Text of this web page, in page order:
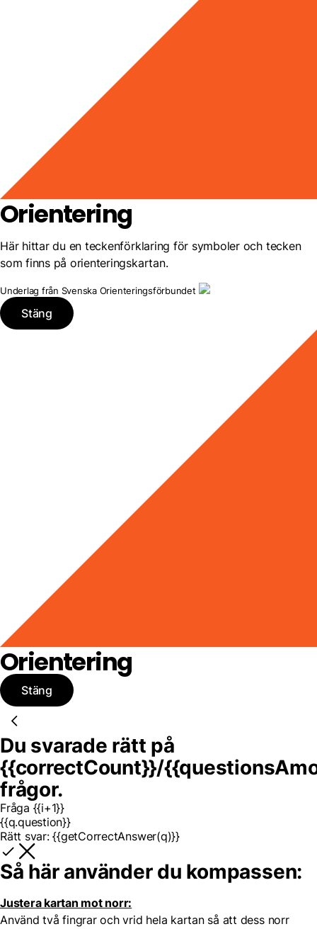
Orientering
Här hittar du en teckenförklaring för symboler och tecken
som finns på orienteringskartan.
Underlag från Svenska Orienteringsförbundet
Stäng
Orientering
Stäng
Du svarade rätt på
{{correctCount}}/
frågor.
Fråga {{i+1}}
{{q.question}}
Rätt svar:{{getCorrectAnswer(q)}}
Så här använder du kompassen:
Justera kartan mot norr:
Använd två fingrar och vrid hela kartan så att dess norr